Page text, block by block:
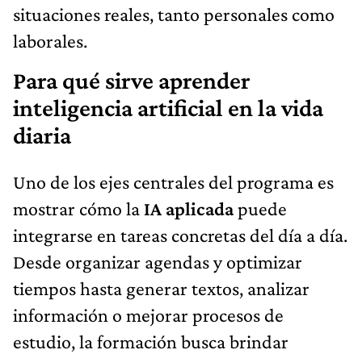
situaciones reales, tanto personales como
laborales.
Para qué sirve aprender
inteligencia artificial en la vida
diaria
Uno de los ejes centrales del programa es
mostrar cómo la IA aplicadapuede
integrarse en tareas concretas del día a día.
Desde organizar agendas y optimizar
tiempos hasta generar textos, analizar
información o mejorar procesos de
estudio, la formación busca brindar